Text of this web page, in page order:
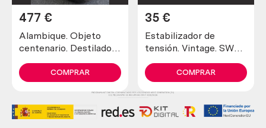
Alambique. Objeto
centenario. Destilador
cobre. 80 litros.
477 €
COMPRAR
Estabilizador de
tensión. Vintage. SWR
antiguos.
35 €
COMPRAR